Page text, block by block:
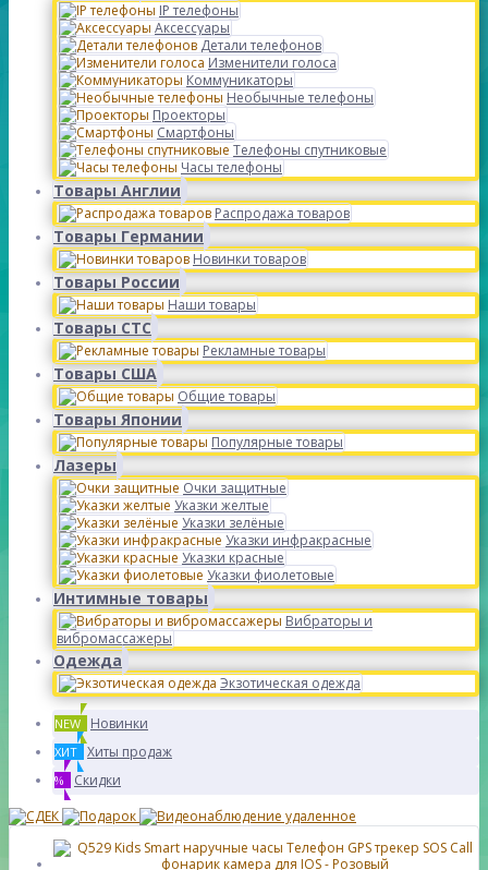
IP телефоны
Аксессуары
Детали телефонов
Изменители голоса
Коммуникаторы
Необычные телефоны
Проекторы
Смартфоны
Телефоны спутниковые
Часы телефоны
Товары Англии
Распродажа товаров
Товары Германии
Новинки товаров
Товары России
Наши товары
Товары СТС
Рекламные товары
Товары США
Общие товары
Товары Японии
Популярные товары
Лазеры
Очки защитные
Указки желтые
Указки зелёные
Указки инфракрасные
Указки красные
Указки фиолетовые
Интимные товары
Вибраторы и
вибромассажеры
Одежда
Экзотическая одежда
NEW Новинки
ХИТ Хиты продаж
% Скидки